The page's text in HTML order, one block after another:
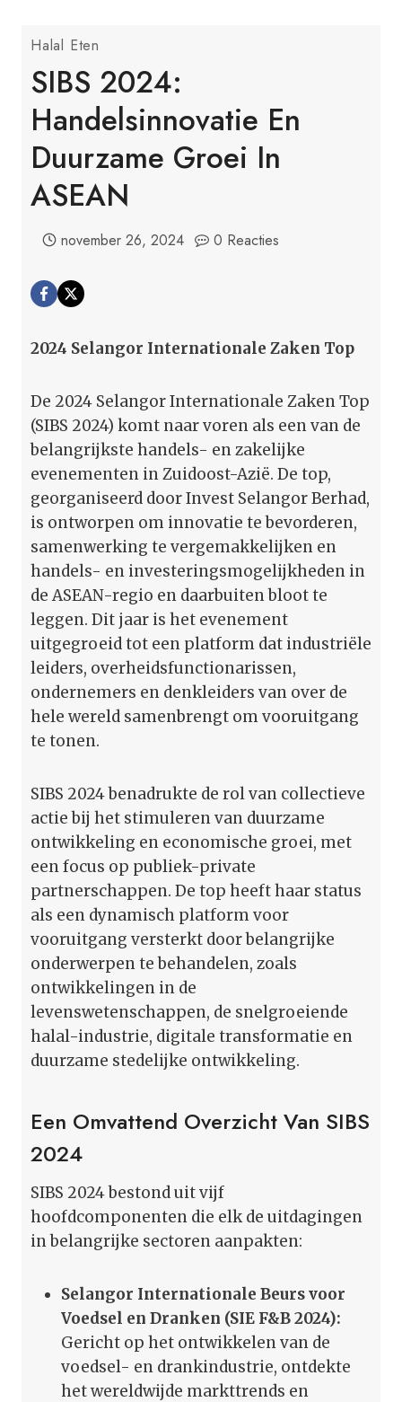
Halal Eten
SIBS 2024:
Handelsinnovatie En
Duurzame Groei In
ASEAN
november 26, 2024 0 Reacties
2024 Selangor Internationale Zaken Top
De 2024 Selangor Internationale Zaken Top
(SIBS 2024) komt naar voren als een van de
belangrijkste handels- en zakelijke
evenementen in Zuidoost-Azië. De top,
georganiseerd door Invest Selangor Berhad,
is ontworpen om innovatie te bevorderen,
samenwerking te vergemakkelijken en
handels- en investeringsmogelijkheden in
de ASEAN-regio en daarbuiten bloot te
leggen. Dit jaar is het evenement
uitgegroeid tot een platform dat industriële
leiders, overheidsfunctionarissen,
ondernemers en denkleiders van over de
hele wereld samenbrengt om vooruitgang
te tonen.
SIBS 2024 benadrukte de rol van collectieve
actie bij het stimuleren van duurzame
ontwikkeling en economische groei, met
een focus op publiek-private
partnerschappen. De top heeft haar status
als een dynamisch platform voor
vooruitgang versterkt door belangrijke
onderwerpen te behandelen, zoals
ontwikkelingen in de
levenswetenschappen, de snelgroeiende
halal-industrie, digitale transformatie en
duurzame stedelijke ontwikkeling.
Een Omvattend Overzicht Van SIBS
2024
SIBS 2024 bestond uit vijf
hoofdcomponenten die elk de uitdagingen
in belangrijke sectoren aanpakten:
Selangor Internationale Beurs voor
Voedsel en Dranken (SIE F&B 2024):
Gericht op het ontwikkelen van de
voedsel- en drankindustrie, ontdekte
het wereldwijde markttrends en